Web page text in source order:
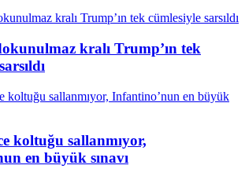
kralı Trump’ın tek
koltuğu sallanmıyor,
en büyük sınavı